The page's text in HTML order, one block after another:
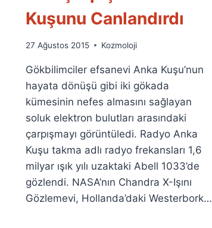
Kuşunu Canlandırdı
By
Fuat
Özyar
27 Ağustos 2015 Kozmoloji
Gökbilimciler efsanevi Anka Kuşu’nun
hayata dönüşü gibi iki gökada
kümesinin nefes almasını sağlayan
soluk elektron bulutları arasındaki
çarpışmayı görüntüledi. Radyo Anka
Kuşu takma adlı radyo frekansları 1,6
milyar ışık yılı uzaktaki Abell 1033’de
gözlendi. NASA’nın Chandra X-Işını
Gözlemevi, Hollanda’daki Westerbork…